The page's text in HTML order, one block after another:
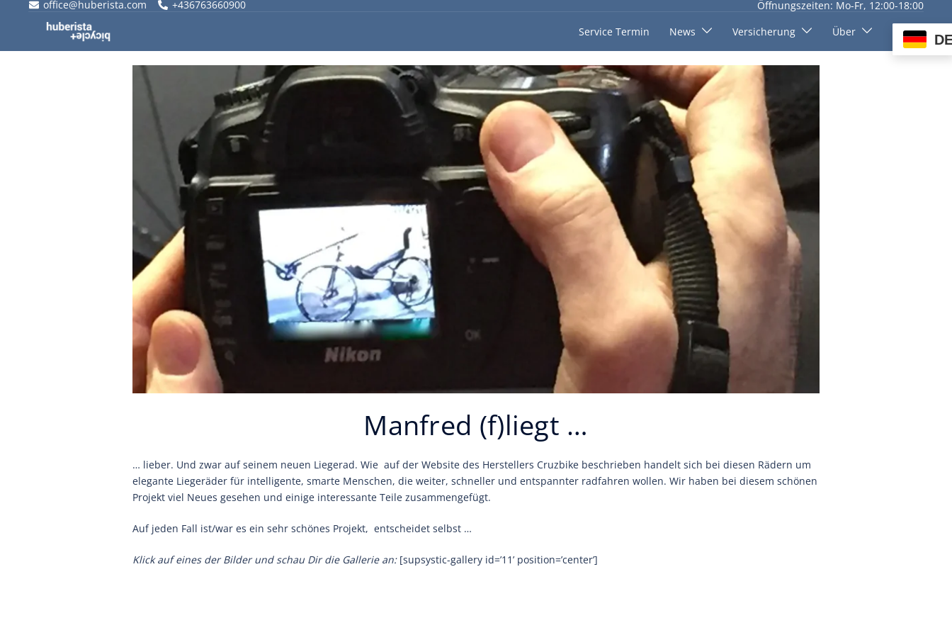
office@huberista.com +436763660900
Öffnungszeiten: Mo-Fr, 12:00-18:00
Service Termin
News Versicherung Über
Manfred (f)liegt …
… lieber. Und zwar auf seinem neuen Liegerad. Wie auf der Website des Herstellers Cruzbike beschrieben handelt sich bei diesen Rädern um
elegante Liegeräder für intelligente, smarte Menschen, die weiter, schneller und entspannter radfahren wollen. Wir haben bei diesem schönen
Projekt viel Neues gesehen und einige interessante Teile zusammengefügt.
Auf jeden Fall ist/war es ein sehr schönes Projekt, entscheidet selbst …
Klick auf eines der Bilder und schau Dir die Gallerie an: [supsystic-gallery id=’11’ position=’center’]